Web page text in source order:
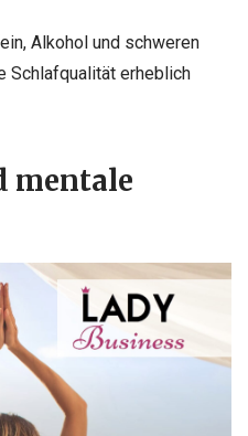
Alkohol und schweren
Schlafqualität erheblich
mentale